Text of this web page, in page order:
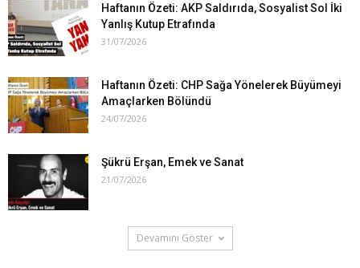
Haftanın Özeti: AKP Saldırıda, Sosyalist Sol İki
Yanlış Kutup Etrafında
31/07/2026
Haftanın Özeti: CHP Sağa Yönelerek Büyümeyi
Amaçlarken Bölündü
24/07/2026
Şükrü Erşan, Emek ve Sanat
21/07/2026
Devamını Göster